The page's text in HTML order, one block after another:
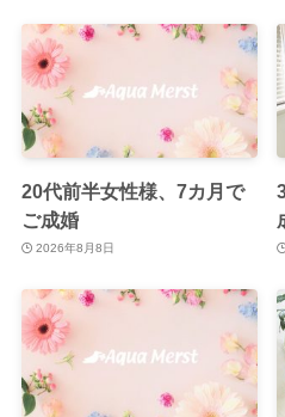
20代前半女性様、7カ月で
ご成婚
2026年8月8日